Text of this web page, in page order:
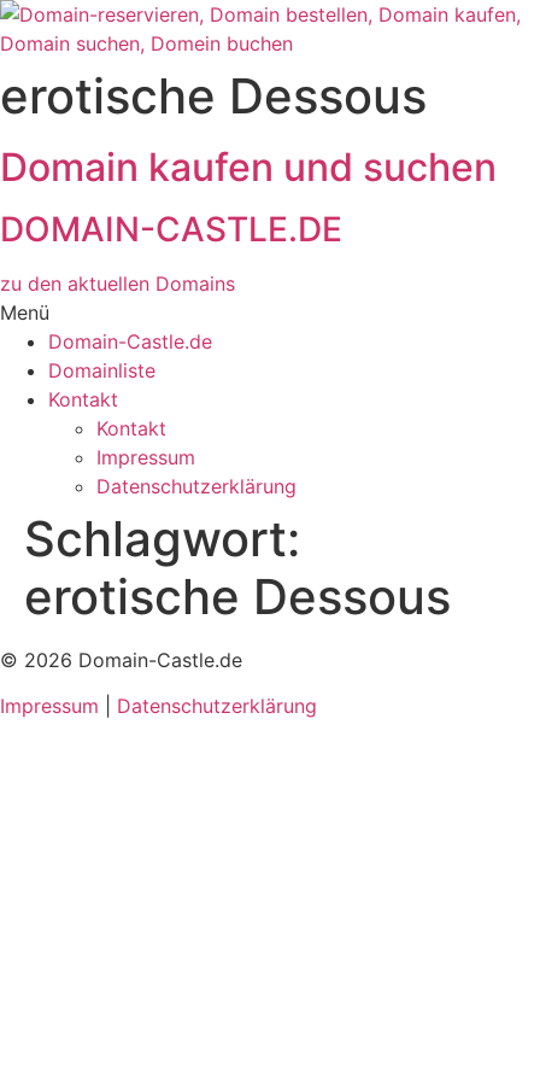
Zum
Inhalt
erotische Dessous
Domain kaufen und suchen
DOMAIN-CASTLE.DE
zu den aktuellen Domains​
Menü
Domain-Castle.de
Domainliste
Kontakt
Kontakt
Impressum
Datenschutzerklärung
Schlagwort:
erotische Dessous
© 2026 Domain-Castle.de
Impressum
Datenschutzerklärung